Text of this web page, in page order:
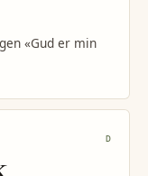
«Gud er min
D